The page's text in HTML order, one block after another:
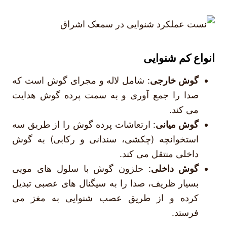
انواع کم شنوایی
گوش خارجی: شامل لاله و مجرای گوش است که
صدا را جمع آوری و به سمت پرده گوش هدایت
می کند.
گوش میانی: ارتعاشات پرده گوش را از طریق سه
استخوانچه (چکشی، سندانی و رکابی) به گوش
داخلی منتقل می کند.
گوش داخلی: حلزون گوش با سلول های مویی
بسیار ظریف، صدا را به سیگنال های عصبی تبدیل
کرده و از طریق عصب شنوایی به مغز می
فرستد.